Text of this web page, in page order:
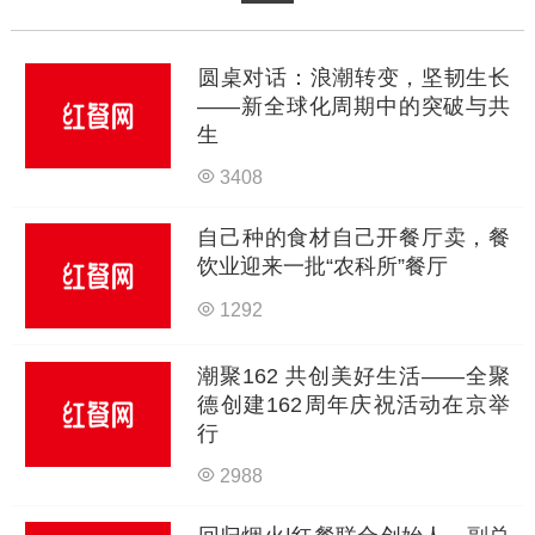
圆桌对话：浪潮转变，坚韧生长
——新全球化周期中的突破与共
生
3408
自己种的食材自己开餐厅卖，餐
饮业迎来一批“农科所”餐厅
1292
潮聚162 共创美好生活——全聚
德创建162周年庆祝活动在京举
行
2988